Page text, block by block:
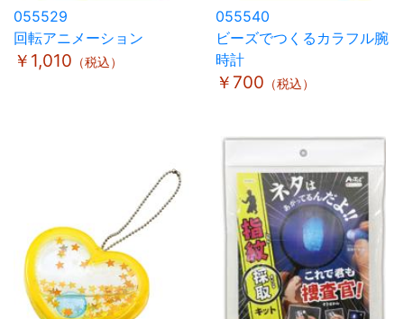
055529
回転アニメーション
￥1,010 （税込）
055540
ビーズでつくるカラフル腕
時計
￥700 （税込）